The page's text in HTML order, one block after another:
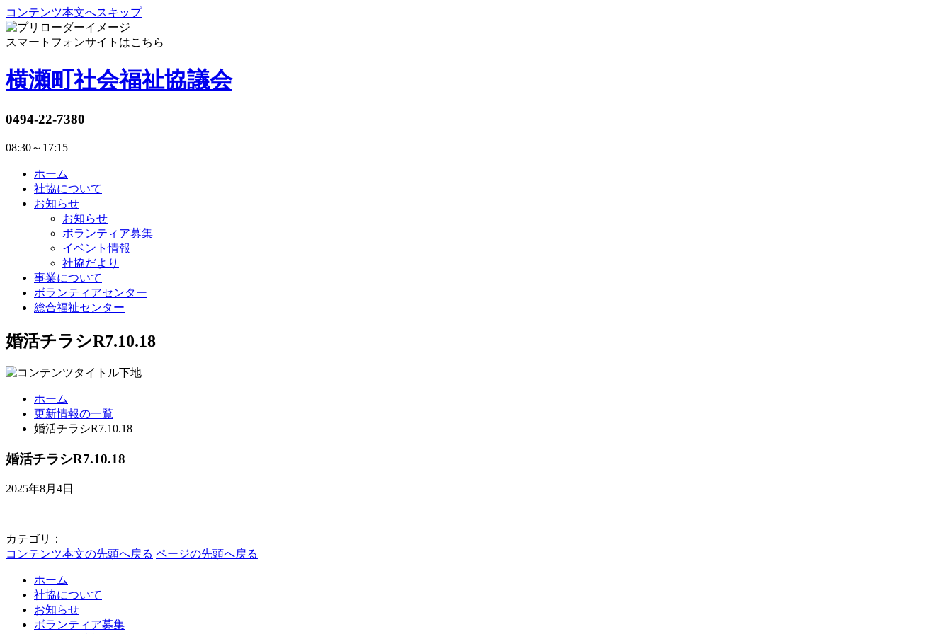
コンテンツ本文へスキップ
スマートフォンサイトはこちら
横瀬町社会福祉協議会
0494-22-7380
08:30～17:15
ホーム
社協について
お知らせ
お知らせ
ボランティア募集
イベント情報
社協だより
事業について
ボランティアセンター
総合福祉センター
婚活チラシR7.10.18
ホーム
更新情報の一覧
婚活チラシR7.10.18
婚活チラシR7.10.18
2025年8月4日
カテゴリ：
コンテンツ本文の先頭へ戻る ページの先頭へ戻る
ホーム
社協について
お知らせ
ボランティア募集